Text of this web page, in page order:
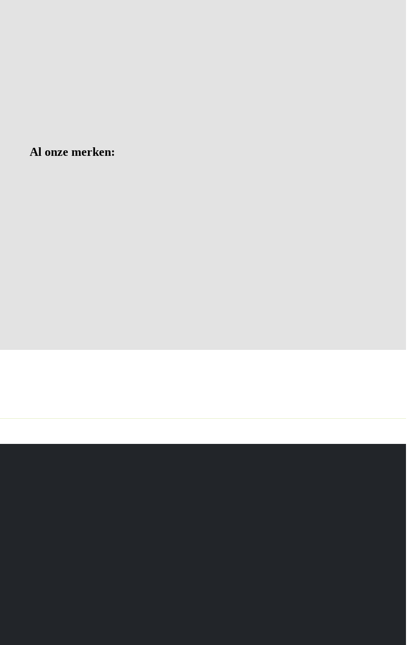
Al onze merken: